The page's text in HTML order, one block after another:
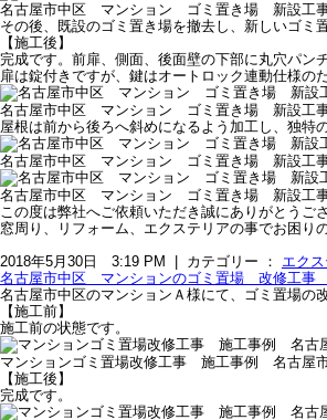
名古屋市中区 マンション ゴミ置き場 新設工
その後、既設のゴミ置き場を撤去し、新しいゴミ
【施工後】
完成です。前扉、側面、後面壁の下部に丸穴パン
扉は錠付きですが、鍵はオートロック連動仕様の
名古屋市中区 マンション ゴミ置き場 新設工
屋根は前から後ろへ斜めになるよう加工し、独特
名古屋市中区 マンション ゴミ置き場 新設工
名古屋市中区 マンション ゴミ置き場 新設工
この度は弊社へご依頼いただき誠にありがとうご
窓周り、リフォーム、エクステリアの事でお困り
2018年5月30日 3:19 PM | カテゴリー ： エク
名古屋市中区 マンションのゴミ置場 改修工事
名古屋市中区のマンションＡ様にて、ゴミ置場の
【施工前】
施工前の状態です。
マンションゴミ置場改修工事 施工事例 名古屋
【施工後】
完成です。